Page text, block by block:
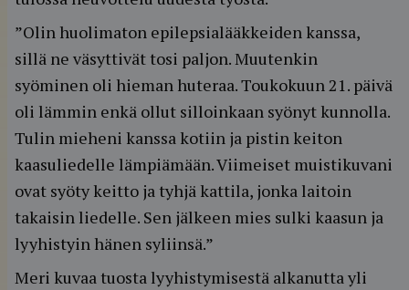
”Olin huolimaton epilepsialääkkeiden kanssa,
sillä ne väsyttivät tosi paljon. Muutenkin
syöminen oli hieman huteraa. Toukokuun 21. päivä
oli lämmin enkä ollut silloinkaan syönyt kunnolla.
Tulin mieheni kanssa kotiin ja pistin keiton
kaasuliedelle lämpiämään. Viimeiset muistikuvani
ovat syöty keitto ja tyhjä kattila, jonka laitoin
takaisin liedelle. Sen jälkeen mies sulki kaasun ja
lyyhistyin hänen syliinsä.”
Meri kuvaa tuosta lyyhistymisestä alkanutta yli